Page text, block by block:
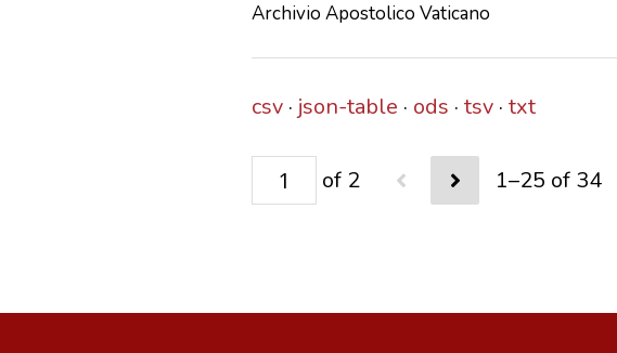
Archivio Apostolico Vaticano
csv json-table ods tsv txt
of 2 1–25 of 34